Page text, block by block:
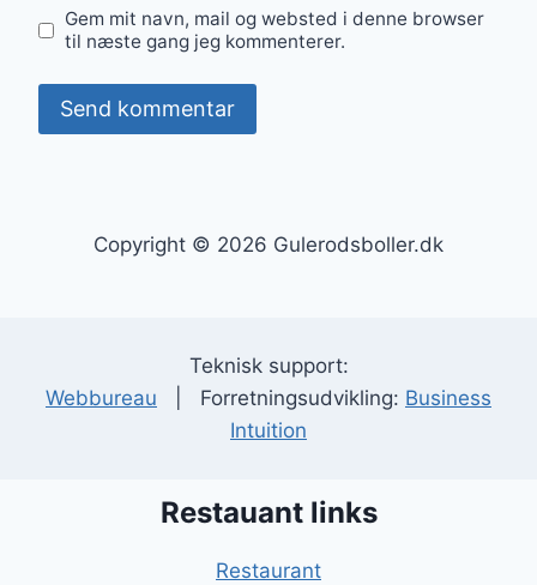
Gem mit navn, mail og websted i denne browser
til næste gang jeg kommenterer.
Copyright © 2026 Gulerodsboller.dk
Teknisk support:
Webbureau | Forretningsudvikling: Business
Intuition
Restauant links
Restaurant